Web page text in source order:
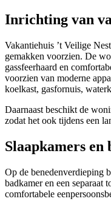
Inrichting van
Vakantiehuis ’t Veilige
gemakken voorzien. De
gassfeerhaard en
voorzien van moderne
koelkast, gasfornuis,
Daarnaast beschikt de
zodat het ook tijdens een
Slaapkamers en
Op de benedenverdieping
badkamer en een separaat
comfortabele